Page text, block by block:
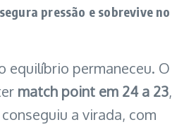
pressão e sobrevive no
equilíbrio permaneceu. O
match point em 24 a 23,
a virada, com